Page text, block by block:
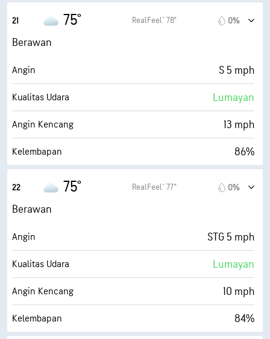
AccuLumen Brightness Index™
Tutupan Awan 99%
Jarak Pandang 10 mi
Ketinggian Awan 30000 ft
21 75° RealFeel® 78° 0%
Berawan
Angin S 5 mph
Kualitas Udara Lumayan
Angin Kencang 13 mph
Kelembapan 86%
AccuLumen Brightness Index™
Tutupan Awan 99%
Jarak Pandang 10 mi
Ketinggian Awan 30000 ft
22 75° RealFeel® 77° 0%
Berawan
Angin STG 5 mph
Kualitas Udara Lumayan
Angin Kencang 10 mph
Kelembapan 84%